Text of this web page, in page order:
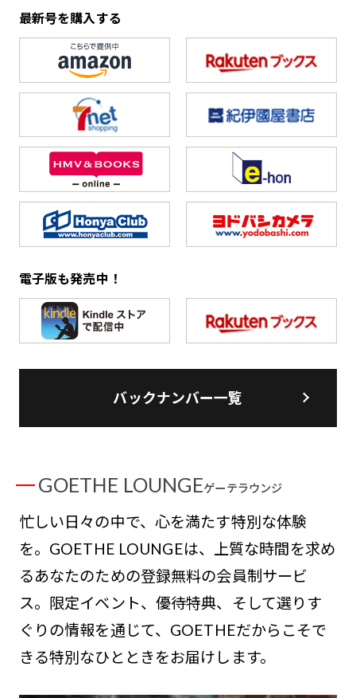
最新号を購入する
電子版も発売中！
バックナンバー一覧
GOETHE LOUNGEゲーテラウンジ
忙しい日々の中で、心を満たす特別な体験
を。GOETHE LOUNGEは、上質な時間を求め
るあなたのための登録無料の会員制サービ
ス。限定イベント、優待特典、そして選りす
ぐりの情報を通じて、GOETHEだからこそで
きる特別なひとときをお届けします。